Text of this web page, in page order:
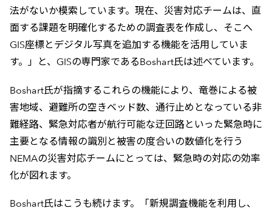
法がないか模索しています。現在、災害対応チームは、直
面する課題を明確化するための調査表を作成し、そこへ
GIS座標とデジタル写真を追加する機能を活用していま
す。」と、GISの専門家であるBoshart氏は述べています。
Boshart氏が指摘するこれらの機能により、竜巻による被
害地域、避難所の空きベッド数、通行止めとなっている非
難経路、緊急対応者が航行可能な迂回路といった緊急時に
主要となる情報の識別と被害の度合いの数値化を行う
NEMAの災害対応チームにとっては、緊急時の対応の効率
化が図れます。
Boshart氏はこうも続けます。「新規調査機能を利用し、